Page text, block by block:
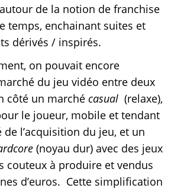
de la notion de franchise
temps, enchainant suites et
dérivés / inspirés.
on pouvait encore
du jeu vidéo entre deux
côté un marché casual (relaxe),
le joueur, mobile et tendant
l’acquisition du jeu, et un
(noyau dur) avec des jeux
couteux à produire et vendus
d’euros. Cette simplification